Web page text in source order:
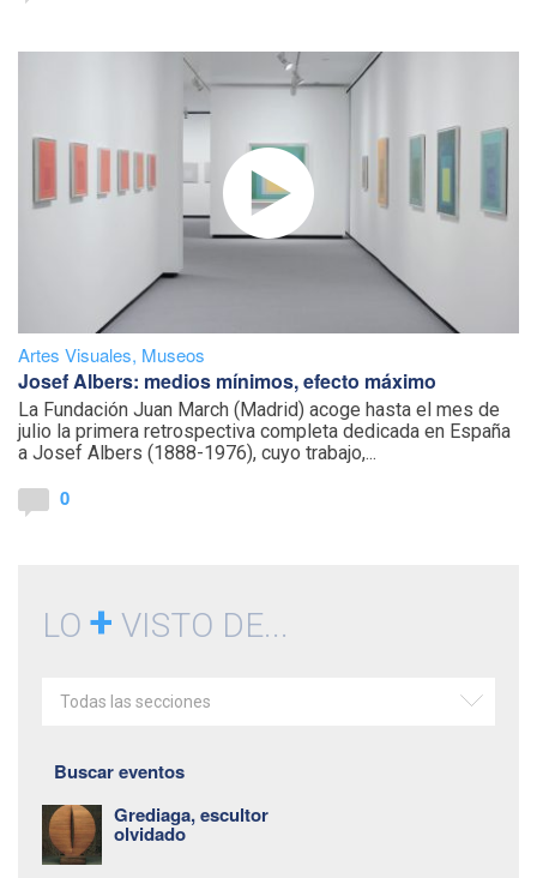
Artes Visuales, Museos
Josef Albers: medios mínimos, efecto máximo
La Fundación Juan March (Madrid) acoge hasta el mes de
julio la primera retrospectiva completa dedicada en España
a Josef Albers (1888-1976), cuyo trabajo,...
0
LO + VISTO DE...
Todas las secciones
Buscar eventos
Grediaga, escultor
olvidado